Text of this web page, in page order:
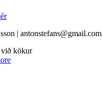
| antonstefans@gmail.com
við kökur